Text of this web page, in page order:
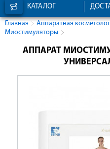
КАТАЛОГ
Главная Аппаратная
Миостимуляторы
АППАРАТ